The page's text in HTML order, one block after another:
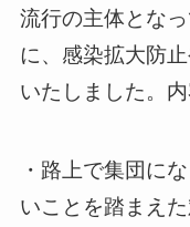
流行の主体とな
に、感染拡大防
いたしました。内
・路上で集団に
いことを踏まえた